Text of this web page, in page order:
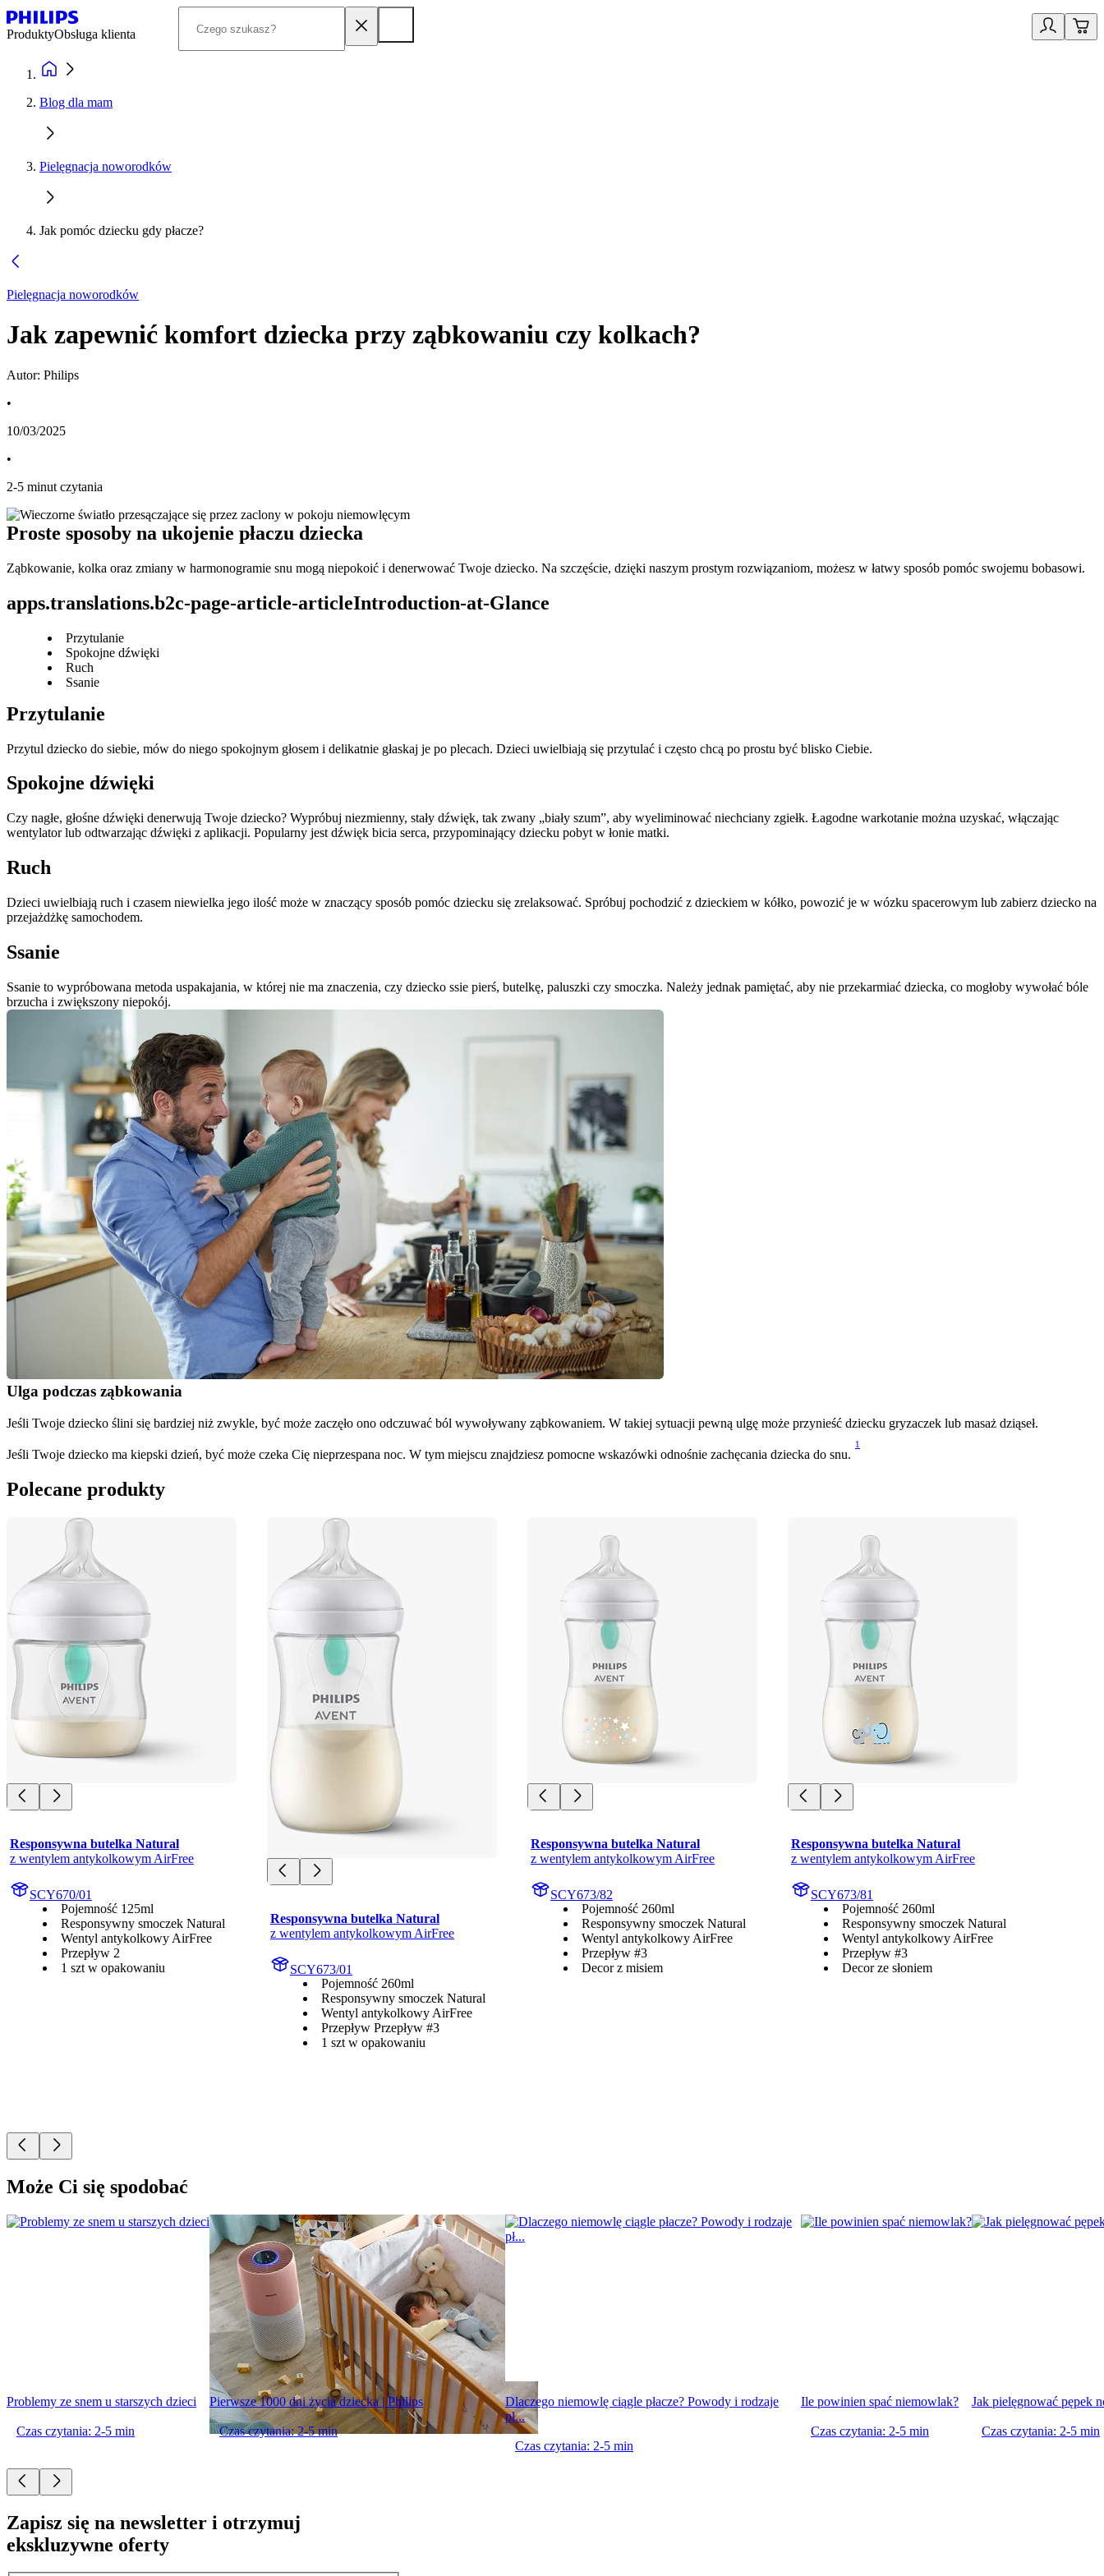
ProduktyObsługa klienta
Blog dla mam
Pielęgnacja noworodków
Jak pomóc dziecku gdy płacze?
Pielęgnacja noworodków
Jak zapewnić komfort dziecka przy ząbkowaniu czy kolkach?
Autor: Philips
•
10/03/2025
•
2-5 minut czytania
Proste sposoby na ukojenie płaczu dziecka
Ząbkowanie, kolka oraz zmiany w harmonogramie snu mogą niepokoić i denerwować Twoje dziecko. Na szczęście, dzięki naszym prostym rozwiązaniom, możesz w łatwy sposób pomóc swojemu bobasowi.
apps.translations.b2c-page-article-articleIntroduction-at-Glance
Przytulanie
Spokojne dźwięki
Ruch
Ssanie
Przytulanie
Przytul dziecko do siebie, mów do niego spokojnym głosem i delikatnie głaskaj je po plecach. Dzieci uwielbiają się przytulać i często chcą po prostu być blisko Ciebie.
Spokojne dźwięki
Czy nagłe, głośne dźwięki denerwują Twoje dziecko? Wypróbuj niezmienny, stały dźwięk, tak zwany „biały szum”, aby wyeliminować niechciany zgiełk. Łagodne warkotanie można uzyskać, włączając
wentylator lub odtwarzając dźwięki z aplikacji. Popularny jest dźwięk bicia serca, przypominający dziecku pobyt w łonie matki.
Ruch
Dzieci uwielbiają ruch i czasem niewielka jego ilość może w znaczący sposób pomóc dziecku się zrelaksować. Spróbuj pochodzić z dzieckiem w kółko, powozić je w wózku spacerowym lub zabierz dziecko na
przejażdżkę samochodem.
Ssanie
Ssanie to wypróbowana metoda uspakajania, w której nie ma znaczenia, czy dziecko ssie pierś, butelkę, paluszki czy smoczka. Należy jednak pamiętać, aby nie przekarmiać dziecka, co mogłoby wywołać bóle
brzucha i zwiększony niepokój.
Ulga podczas ząbkowania
Jeśli Twoje dziecko ślini się bardziej niż zwykle, być może zaczęło ono odczuwać ból wywoływany ząbkowaniem. W takiej sytuacji pewną ulgę może przynieść dziecku gryzaczek lub masaż dziąseł.
Jeśli Twoje dziecko ma kiepski dzień, być może czeka Cię nieprzespana noc. W tym miejscu znajdziesz pomocne wskazówki odnośnie zachęcania dziecka do snu.
1
Polecane produkty
Responsywna butelka Natural
z wentylem antykolkowym AirFree
SCY670/01
Pojemność 125ml
Responsywny smoczek Natural
Wentyl antykolkowy AirFree
Przepływ 2
1 szt w opakowaniu
Responsywna butelka Natural
z wentylem antykolkowym AirFree
SCY673/01
Pojemność 260ml
Responsywny smoczek Natural
Wentyl antykolkowy AirFree
Przepływ Przepływ #3
1 szt w opakowaniu
Responsywna butelka Natural
z wentylem antykolkowym AirFree
SCY673/82
Pojemność 260ml
Responsywny smoczek Natural
Wentyl antykolkowy AirFree
Przepływ #3
Decor z misiem
Responsywna butelka Natural
z wentylem antykolkowym AirFree
SCY673/81
Pojemność 260ml
Responsywny smoczek Natural
Wentyl antykolkowy AirFree
Przepływ #3
Decor ze słoniem
Może Ci się spodobać
Problemy ze snem u starszych dzieci
Czas czytania: 2-5 min
Pierwsze 1000 dni życia dziecka | Philips
Czas czytania: 2-5 min
Dlaczego niemowlę ciągle płacze? Powody i rodzaje
pł...
Czas czytania: 2-5 min
Ile powinien spać niemowlak?
Czas czytania: 2-5 min
Jak pielęgnować pępek
Czas czytania: 2-5 min
Zapisz się na newsletter i otrzymuj
ekskluzywne oferty